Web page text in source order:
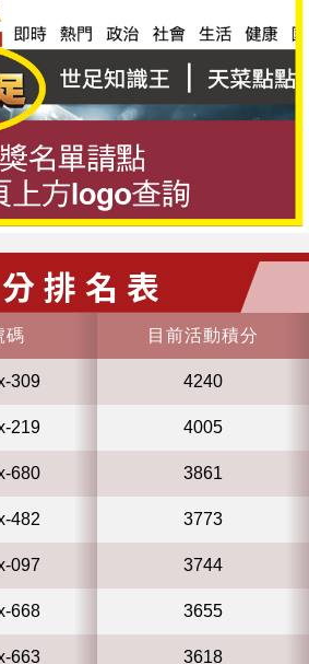
排名表
碼 目前活動積分
309 4240
219 4005
680 3861
482 3773
097 3744
668 3655
663 3618